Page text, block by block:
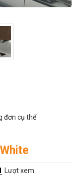
đơn cụ thể
Lượt xem